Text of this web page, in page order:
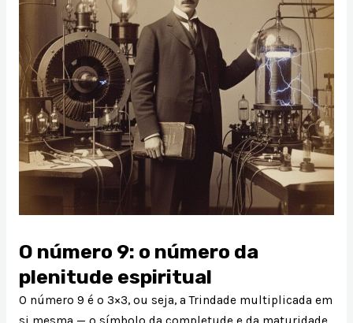
O número 9: o número da
plenitude espiritual
O número 9 é o 3×3, ou seja, a Trindade multiplicada em